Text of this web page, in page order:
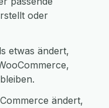
oder
etwas ändert,
ändert,